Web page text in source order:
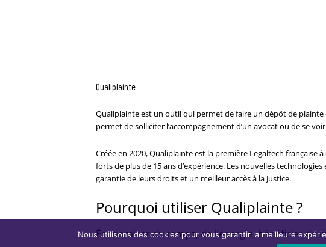
Qualiplainte
Qualiplainte est un outil qui permet de faire un dépôt de
permet de solliciter l’accompagnement d’un avocat ou de se
Créée en 2020, Qualiplainte est la première Legaltech
forts de plus de 15 ans d’expérience. Les nouvelles
garantie de leurs droits et un meilleur accès à la Justice.
Pourquoi utiliser Qualiplainte ?
Économiser du temps, de l’énergie, bénéficier de
Nous utilisons des cookies pour vous garantir la meilleure